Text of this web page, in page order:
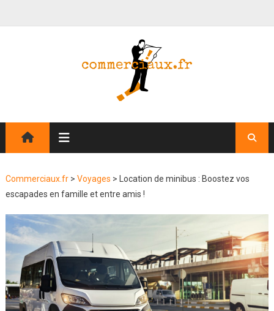
Commerciaux.fr> Voyages >
Location de minibus : Boostez vos
escapades en famille et entre amis !